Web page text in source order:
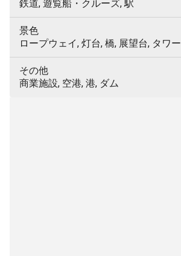
鉄道, 遊覧船・クルーズ, 駅
景色
ロープウェイ, 灯台, 橋, 展望台, タワー
その他
商業施設, 空港, 港, ダム